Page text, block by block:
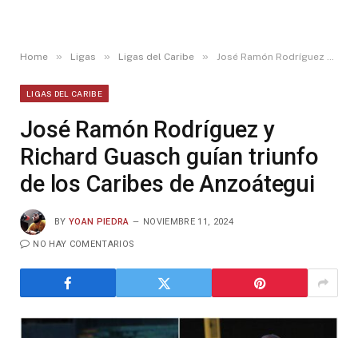
Home » Ligas » Ligas del Caribe » José Ramón Rodríguez y Richard Guasch guían triunfo de los Caribes de Anzoátegui
LIGAS DEL CARIBE
José Ramón Rodríguez y
Richard Guasch guían triunfo
de los Caribes de Anzoátegui
BY YOAN PIEDRA NOVIEMBRE 11, 2024
NO HAY COMENTARIOS